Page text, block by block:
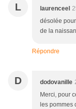
L laurenceel
désolée
de la
Répondre
D dodovanille
Merci, pour
les pommes